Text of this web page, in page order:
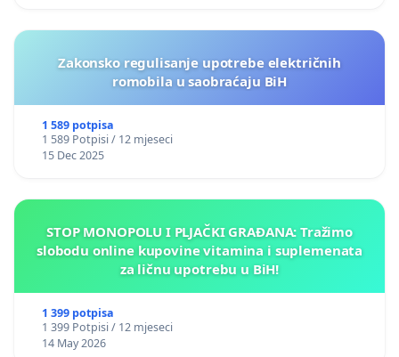
Zakonsko regulisanje upotrebe električnih
romobila u saobraćaju BiH
1 589 potpisa
1 589 Potpisi / 12 mjeseci
15 Dec 2025
STOP MONOPOLU I PLJAČKI GRAĐANA: Tražimo
slobodu online kupovine vitamina i suplemenata
za ličnu upotrebu u BiH!
1 399 potpisa
1 399 Potpisi / 12 mjeseci
14 May 2026